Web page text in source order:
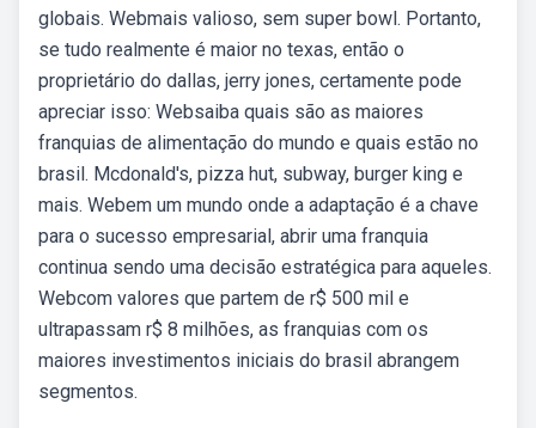
globais. Webmais valioso, sem super bowl. Portanto,
se tudo realmente é maior no texas, então o
proprietário do dallas, jerry jones, certamente pode
apreciar isso: Websaiba quais são as maiores
franquias de alimentação do mundo e quais estão no
brasil. Mcdonald's, pizza hut, subway, burger king e
mais. Webem um mundo onde a adaptação é a chave
para o sucesso empresarial, abrir uma franquia
continua sendo uma decisão estratégica para aqueles.
Webcom valores que partem de r$ 500 mil e
ultrapassam r$ 8 milhões, as franquias com os
maiores investimentos iniciais do brasil abrangem
segmentos.